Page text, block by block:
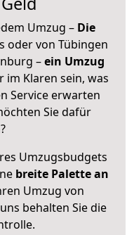
Umzug – Die
oder von Tübingen
–ein Umzug
im Klaren sein, was
Service erwarten
Sie dafür
Umzugsbudgets
breite Palette an
Umzug von
behalten Sie die